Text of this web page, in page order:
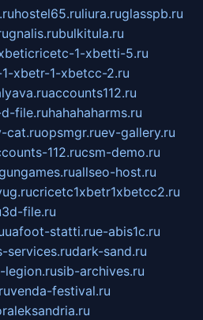
hostel65.ruliura.ruglasspb.ru
gnalis.rubulkitula.ru
1-xbetti-5.ru
xbetr-1-xbetcc-2.ru
accounts112.ru
file.ruhahahaharms.ru
cat.ruopsmgr.ruev-gallery.ru
112.rucsm-demo.ru
allseo-host.ru
cricetc1xbetr1xbetcc2.ru
3d-file.ru
uafoot-statti.rue-abis1c.ru
services.rudark-sand.ru
legion.rusib-archives.ru
venda-festival.ru